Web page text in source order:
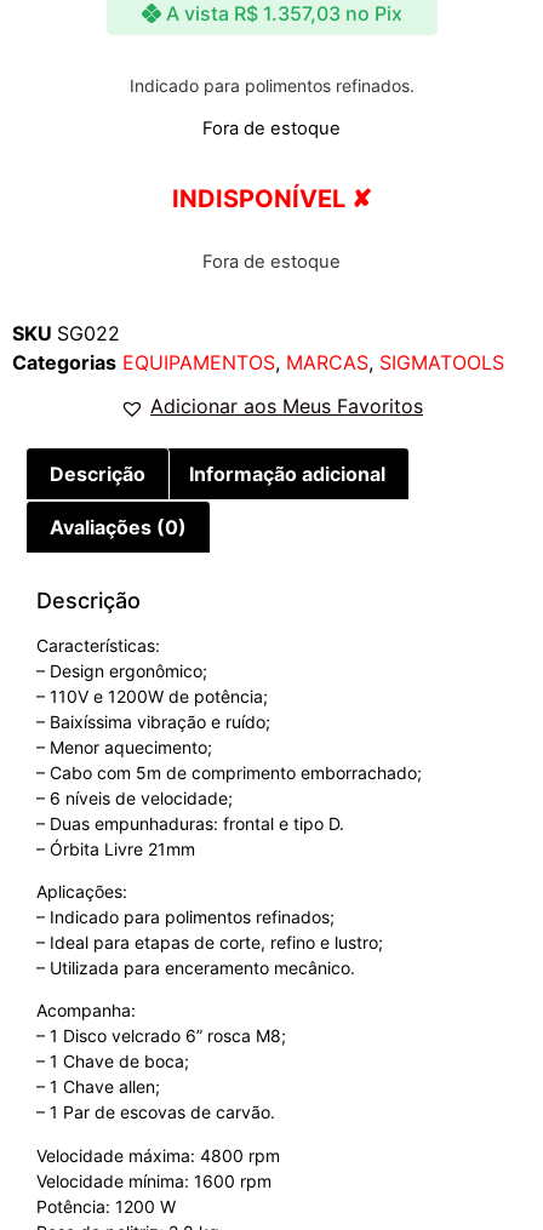
A vista R$1.357,03 no Pix
Indicado para polimentos refinados.
Fora de estoque
INDISPONÍVEL ✘
Fora de estoque
SKU SG022
Categorias EQUIPAMENTOS, MARCAS, SIGMATOOLS
Adicionar aos Meus Favoritos
Descrição Informação adicional
Avaliações (0)
Descrição
Características:
– Design ergonômico;
– 110V e 1200W de potência;
– Baixíssima vibração e ruído;
– Menor aquecimento;
– Cabo com 5m de comprimento emborrachado;
– 6 níveis de velocidade;
– Duas empunhaduras: frontal e tipo D.
– Órbita Livre 21mm
Aplicações:
– Indicado para polimentos refinados;
– Ideal para etapas de corte, refino e lustro;
– Utilizada para enceramento mecânico.
Acompanha:
– 1 Disco velcrado 6” rosca M8;
– 1 Chave de boca;
– 1 Chave allen;
– 1 Par de escovas de carvão.
Velocidade máxima: 4800 rpm
Velocidade mínima: 1600 rpm
Potência: 1200 W